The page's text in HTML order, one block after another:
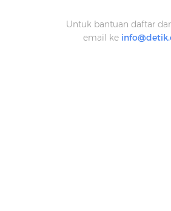
Untuk bantuan daftar
email ke